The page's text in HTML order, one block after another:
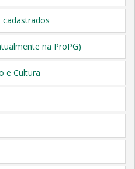
cadastrados
na ProPG)
e Cultura